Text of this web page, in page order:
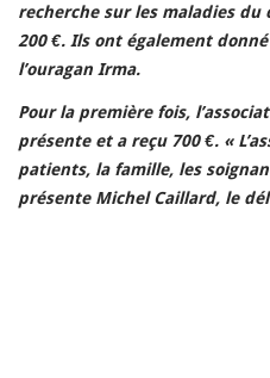
recherche sur les maladies du
200 €. Ils ont également
l’ouragan Irma.
Pour la première fois,
présente et a reçu 700 €. «
patients, la famille, les
présente Michel Caillard, le